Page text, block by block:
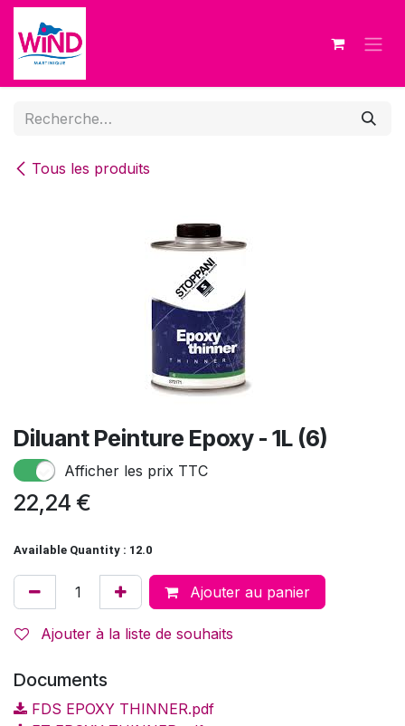
Se rendre au contenu
Tous les produits
Diluant Peinture Epoxy - 1L (6)
Afficher les prix TTC
22,24 €
Available Quantity : 12.0
Ajouter au panier
Ajouter à la liste de souhaits
Documents
FDS EPOXY THINNER.pdf